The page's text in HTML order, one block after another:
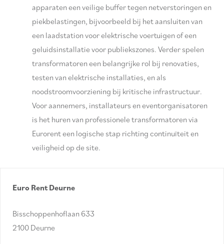
apparaten een veilige buffer tegen netverstoringen en
piekbelastingen, bijvoorbeeld bij het aansluiten van
een laadstation voor elektrische voertuigen of een
geluidsinstallatie voor publiekszones. Verder spelen
transformatoren een belangrijke rol bij renovaties,
testen van elektrische installaties, en als
noodstroomvoorziening bij kritische infrastructuur.
Voor aannemers, installateurs en eventorganisatoren
is het huren van professionele transformatoren via
Eurorent een logische stap richting continuïteit en
veiligheid op de site.
Euro Rent Deurne
Bisschoppenhoflaan 633
2100 Deurne